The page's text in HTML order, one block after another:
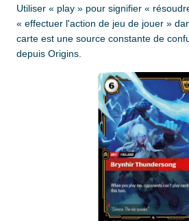
Utiliser « play » pour signifier «
« effectuer l'action de jeu de jouer »
carte est une source constante de
depuis Origins.